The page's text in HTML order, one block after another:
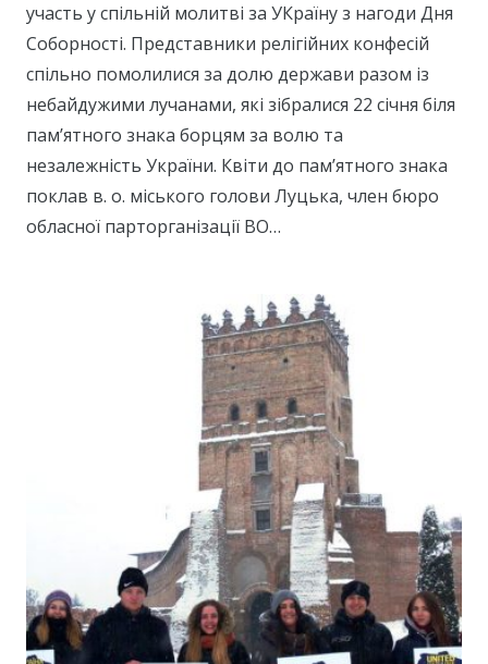
участь у спільній молитві за УКраїну з нагоди Дня
Соборності. Представники релігійних конфесій
спільно помолилися за долю держави разом із
небайдужими лучанами, які зібралися 22 січня біля
пам’ятного знака борцям за волю та
незалежність України. Квіти до пам’ятного знака
поклав в. о. міського голови Луцька, член бюро
обласної парторганізації ВО…